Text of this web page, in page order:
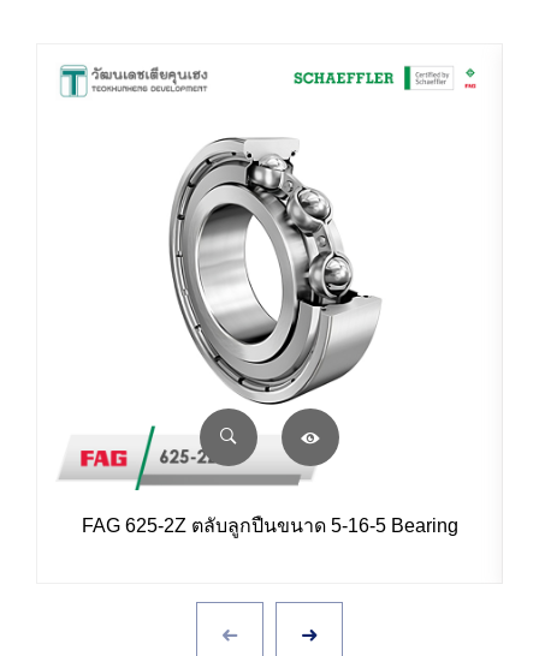
FAG 625-2Z ตลับลูกปืนขนาด 5-16-5 Bearing